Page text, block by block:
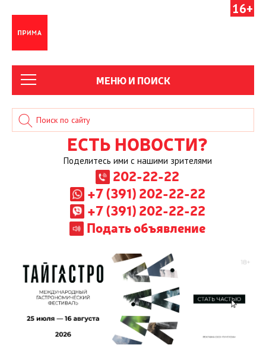
16+
МЕНЮ И ПОИСК
ЕСТЬ НОВОСТИ?
Поделитесь ими с нашими зрителями
202-22-22
+7 (391) 202-22-22
+7 (391) 202-22-22
Подать объявление